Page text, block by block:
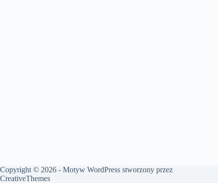
Copyright © 2026 - Motyw WordPress stworzony przez
CreativeThemes